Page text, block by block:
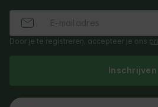
Door je te registreren, accepteer je ons
Inschrijven